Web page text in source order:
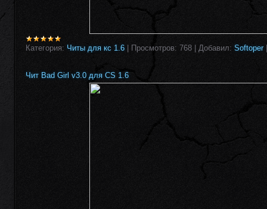
Категория: Читы для кс 1.6 Просмотров: 768 Добавил: Softoper
Чит Bad Girl v3.0 для CS 1.6